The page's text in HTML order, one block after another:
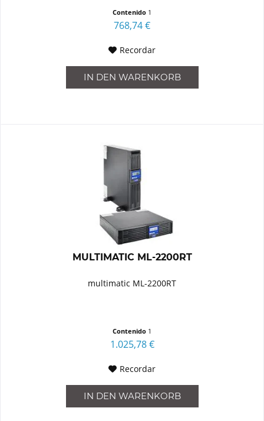
Contenido 1
768,74 €
Recordar
IN DEN WARENKORB
MULTIMATIC ML-2200RT
multimatic ML-2200RT
Contenido 1
1.025,78 €
Recordar
IN DEN WARENKORB